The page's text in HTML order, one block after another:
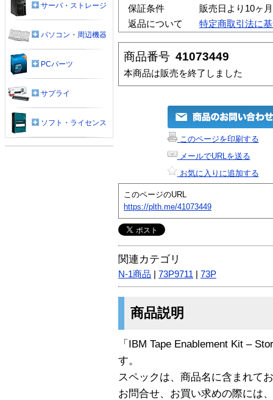
保証条件
販売日より10ヶ
返品について
特定商取引法に
商品番号 41073449
本商品は販売を終了しました
このページを印刷する
メールでURLを送る
お気に入りに追加する
このページのURL
https://plth.me/41073449
関連カテゴリ
N-1商品 73P9711 73P
商品説明
「IBM Tape Enablement Kit –
す。
スペックは、商品名に含まれて
お問合せ、お買い求めの際には
サーバ・ストレージ
パソコン・周辺機器
PCパーツ
サプライ
ソフト・ライセンス